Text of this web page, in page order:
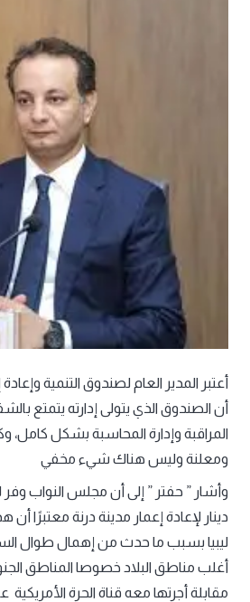
أعتبر المدير العام لصندوق التنمية
أن الصندوق الذي يتولى إدارته يتمتع
المراقبة وإدارة المحاسبة بشكل كامل،
ومعلنة وليس هناك شيء مخفي
دينار لإعادة إعمار مدينة درنة معتبرًا أن
ليبيا بسبب ما حدث من إهمال طوال
أغلب مناطق البلاد خصوصا المناطق
مقابلة أجرتها معه قناة الحرة